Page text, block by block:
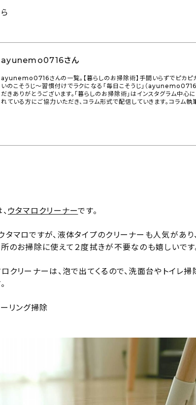
ayunemo0716さん
ayunemo0716さんの一覧。【暮らしのお掃除術】手間いらずでピカピ
いのこそうじ～習慣付けでラクになる「毎日こそうじ」（
だきありがとうございます。「暮らしのお掃除術」はインスタグラム中心
れている方にご協力いただき、コラム形式で配信していきます。コラム執
ウタマロクリーナーです。
マロですが、液体タイプのクリーナーも人気があり
のお掃除に使えて２度拭きが不要なのも嬉しいです
クリーナーは、泡で出てくるので、洗面台やトイレ掃
リング掃除